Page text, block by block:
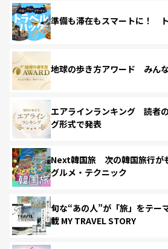
準備も滞在もスマートに！
地球の歩き方アワード みんな
エアラインランキング 読者
グ形式で発表
Next韓国旅 次の韓国旅行が
グルメ・テクニック
旬な“あの人”が「旅」をテー
載 MY TRAVEL STORY